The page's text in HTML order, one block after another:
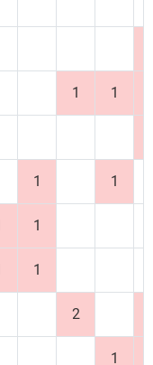
1 1
1 1
1
1
2
1